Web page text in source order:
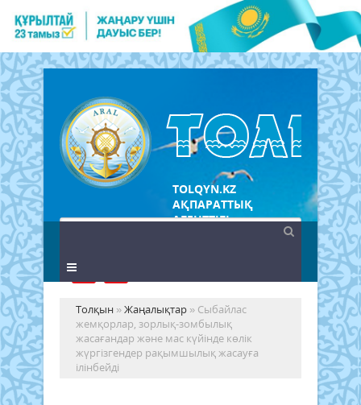
TOLQYN.KZ
АҚПАРАТТЫҚ
АГЕНТТІГІ
Толқын »Жаңалықтар » Сыбайлас
жемқорлар, зорлық-зомбылық
жасағандар және мас күйінде көлік
жүргізгендер рақымшылық жасауға
ілінбейді